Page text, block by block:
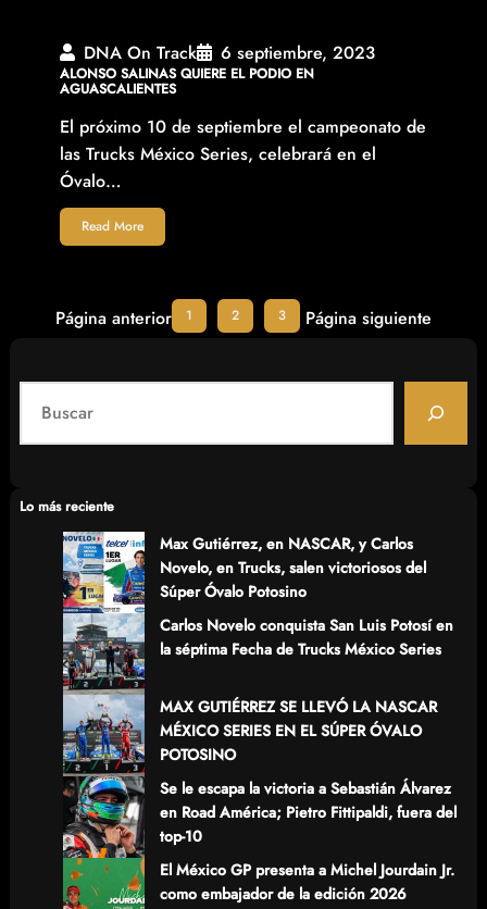
DNA On Track 6 septiembre, 2023
ALONSO SALINAS QUIERE EL PODIO EN
AGUASCALIENTES
El próximo 10 de septiembre el campeonato de
las Trucks México Series, celebrará en el
Óvalo…
Read More
Página anterior 1 2 3 Página siguiente
a
cLo más reciente
Max Gutiérrez, en NASCAR, y Carlos
Novelo, en Trucks, salen victoriosos del
Súper Óvalo Potosino
Carlos Novelo conquista San Luis Potosí en
la séptima Fecha de Trucks México Series
MAX GUTIÉRREZ SE LLEVÓ LA NASCAR
MÉXICO SERIES EN EL SÚPER ÓVALO
POTOSINO
Se le escapa la victoria a Sebastián Álvarez
en Road América; Pietro Fittipaldi, fuera del
top-10
El México GP presenta a Michel Jourdain Jr.
como embajador de la edición 2026